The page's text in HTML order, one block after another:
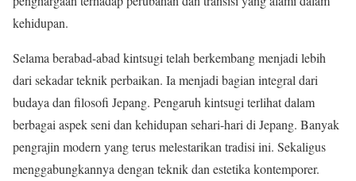
kehidupan.
Selama berabad-abad kintsugi telah berkembang menjadi lebih
dari sekadar teknik perbaikan. Ia menjadi bagian integral dari
budaya dan filosofi Jepang. Pengaruh kintsugi terlihat dalam
berbagai aspek seni dan kehidupan sehari-hari di Jepang. Banyak
pengrajin modern yang terus melestarikan tradisi ini. Sekaligus
menggabungkannya dengan teknik dan estetika kontemporer.